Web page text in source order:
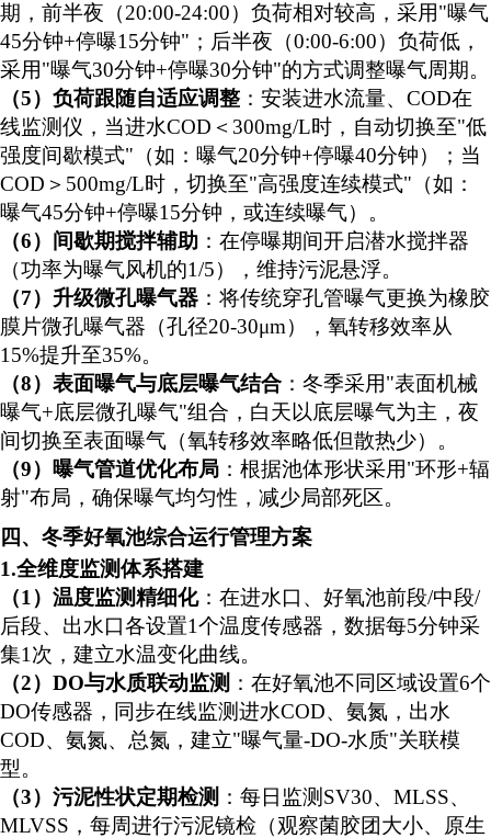
期，前半夜（20:00-24:00）负荷相对较高，采用"曝气
45分钟+停曝15分钟"；后半夜（0:00-6:00）负荷低，
采用"曝气30分钟+停曝30分钟"的方式调整曝气周期。
（5） 负荷跟随自适应调整 ：安装进水流量、 COD在
线监测仪，当进水COD＜300mg/L时，自动切换至"低
强度间歇模式"（如： 曝气20分钟+停曝40分钟）；当
COD＞500mg/L时，切换至"高强度连续模式" （如：
曝气45分钟+停曝15分钟，或连续曝气） 。
（6） 间歇期搅拌辅助 ：在停曝期间开启潜水搅拌器
（功率为曝气风机的1/5），维持污泥悬浮。
（7） 升级微孔曝气器 ：将传统穿孔管曝气更换为橡胶
膜片微孔曝气器（孔径20-30μm），氧转移效率从
15%提升至35%。
（8） 表面曝气与底层曝气结合 ：冬季采用"表面机械
曝气+底层微孔曝气"组合，白天以底层曝气为主，夜
间切换至表面曝气（氧转移效率略低但散热少）。
（9） 曝气管道优化布局 ：根据池体形状采用"环形+辐
射"布局，确保曝气均匀性，减少局部死区。
四、冬季好氧池综合运行管理方案
1.全维度监测体系搭建
（1）温度监测精细化：在进水口、好氧池前段/中段/
后段、出水口各设置1个温度传感器，数据每5分钟采
集1次，建立水温变化曲线。
（2） DO与水质联动监测 ：在好氧池不同区域设置6个
DO传感器，同步在线监测进水COD、氨氮，出水
COD、氨氮、总氮，建立"曝气量-DO-水质"关联模
型。
（3） 污泥性状定期检测 ：每日监测 SV30、MLSS、
MLVSS，每周进行污泥镜检（观察菌胶团大小、原生